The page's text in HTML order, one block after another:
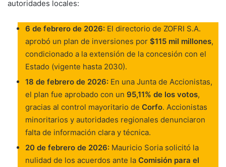
autoridades locales:
6 de febrero de 2026: El directorio de ZOFRI S.A.
aprobó un plan de inversiones por $115 mil millones,
condicionado a la extensión de la concesión con el
Estado (vigente hasta 2030).
18 de febrero de 2026: En una Junta de Accionistas,
el plan fue aprobado con un 95,11% de los votos,
gracias al control mayoritario de Corfo. Accionistas
minoritarios y autoridades regionales denunciaron
falta de información clara y técnica.
20 de febrero de 2026: Mauricio Soria solicitó la
nulidad de los acuerdos ante la Comisión para el